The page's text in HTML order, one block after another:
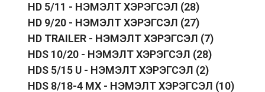
HD 5/11 - НЭМЭЛТ ХЭРЭГСЭЛ (28)
HD 9/20 - НЭМЭЛТ ХЭРЭГСЭЛ (27)
HD TRAILER - НЭМЭЛТ ХЭРЭГСЭЛ (7)
HDS 10/20 - НЭМЭЛТ ХЭРЭГСЭЛ (28)
HDS 5/15 U - НЭМЭЛТ ХЭРЭГСЭЛ (2)
HDS 8/18-4 MX - НЭМЭЛТ ХЭРЭГСЭЛ (10)